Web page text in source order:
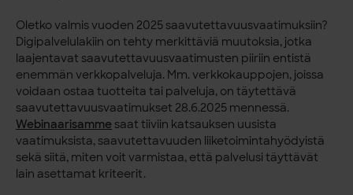
Oletko valmis vuoden 2025 saavutettavuusvaatimuksiin?
Digipalvelulakiin on tehty merkittäviä muutoksia, jotka
laajentavat saavutettavuusvaatimusten piiriin entistä
enemmän verkkopalveluja. Mm. verkkokauppojen, joissa
voidaan ostaa tuotteita tai palveluja, on täytettävä
saavutettavuusvaatimukset 28.6.2025 mennessä.
Webinaarisamme saat tiiviin katsauksen uusista
vaatimuksista, saavutettavuuden liiketoimintahyödyistä
sekä siitä, miten voit varmistaa, että palvelusi täyttävät
lain asettamat kriteerit.